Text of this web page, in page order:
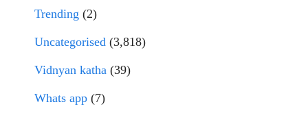
Trending (2)
Uncategorised (3,818)
Vidnyan katha (39)
Whats app (7)